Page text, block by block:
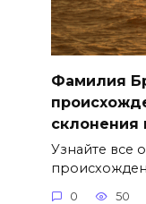
Фамилия
Узнайте все
0 50